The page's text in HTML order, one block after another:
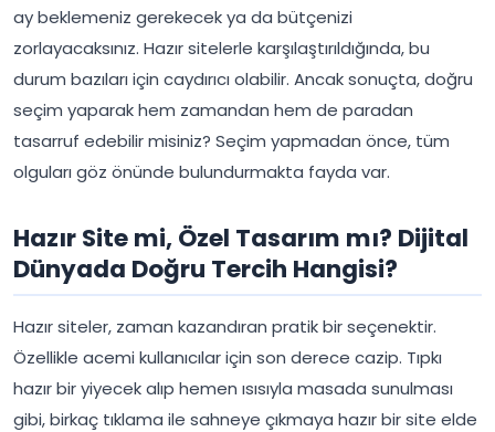
ay beklemeniz gerekecek ya da bütçenizi
zorlayacaksınız. Hazır sitelerle karşılaştırıldığında, bu
durum bazıları için caydırıcı olabilir. Ancak sonuçta, doğru
seçim yaparak hem zamandan hem de paradan
tasarruf edebilir misiniz? Seçim yapmadan önce, tüm
olguları göz önünde bulundurmakta fayda var.
Hazır Site mi, Özel Tasarım mı? Dijital
Dünyada Doğru Tercih Hangisi?
Hazır siteler, zaman kazandıran pratik bir seçenektir.
Özellikle acemi kullanıcılar için son derece cazip. Tıpkı
hazır bir yiyecek alıp hemen ısısıyla masada sunulması
gibi, birkaç tıklama ile sahneye çıkmaya hazır bir site elde